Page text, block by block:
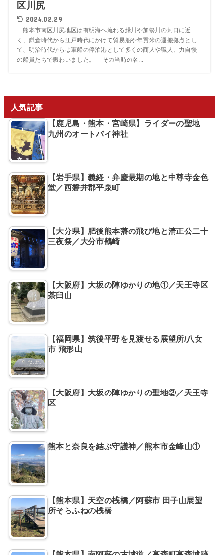
区川尻
2024.02.29
熊本市南区川尻地区は有明海へ流れる緑川や加勢川の河口に近
く、鎌倉時代から江戸時代にかけて貿易船や年貢米の運搬拠点とし
て、明治時代からは軍船の停泊港として多くの商人や職人、力自慢
の船員たちで賑わいました。 その当時の名...
人気記事
【鹿児島・熊本・宮崎県】ライダーの聖地
九州のオートバイ神社
【岩手県】義経・弁慶最期の地と中尊寺金色
堂／西磐井郡平泉町
【大分県】肥後熊本藩の飛び地と清正公二十
三夜祭／大分市鶴崎
【大阪府】大坂の陣ゆかりの地①／天王寺区
茶臼山
【福岡県】筑後平野を見渡せる展望所/八女
市 飛形山
【大阪府】大坂の陣ゆかりの聖地②／天王寺
区
熊本と奈良を結ぶ守護神／熊本市金峰山①
【熊本県】天空の桟橋／阿蘇市 田子山展望
所そらふねの桟橋